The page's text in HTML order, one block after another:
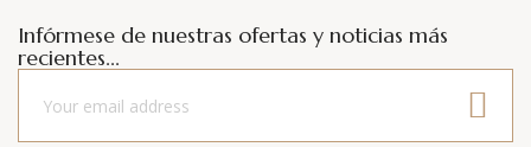
Infórmese de nuestras ofertas y noticias más
recientes...